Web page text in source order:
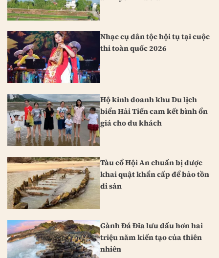
Nhạc cụ dân tộc hội tụ tại cuộc
thi toàn quốc 2026
Hộ kinh doanh khu Du lịch
biển Hải Tiến cam kết bình ổn
giá cho du khách
Tàu cổ Hội An chuẩn bị được
khai quật khẩn cấp để bảo tồn
di sản
Gành Đá Đĩa lưu dấu hơn hai
triệu năm kiến tạo của thiên
nhiên